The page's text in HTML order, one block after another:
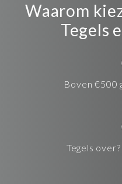
Waarom
Tegels
Boven €500
Tegels